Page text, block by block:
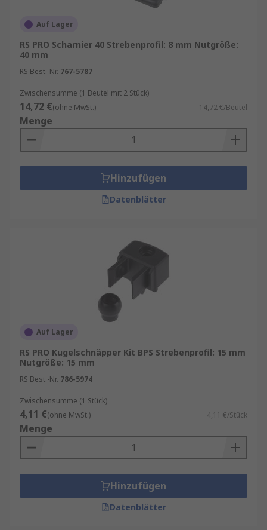
Auf Lager
RS PRO Scharnier 40 Strebenprofil: 8 mm Nutgröße:
40 mm
RS Best.-Nr. 767-5787
Zwischensumme (1 Beutel mit 2 Stück)
14,72 €(ohne MwSt.) 14,72 €/Beutel
Menge
Hinzufügen
Datenblätter
Auf Lager
RS PRO Kugelschnäpper Kit BPS Strebenprofil: 15 mm
Nutgröße: 15 mm
RS Best.-Nr. 786-5974
Zwischensumme (1 Stück)
4,11 €(ohne MwSt.) 4,11 €/Stück
Menge
Hinzufügen
Datenblätter